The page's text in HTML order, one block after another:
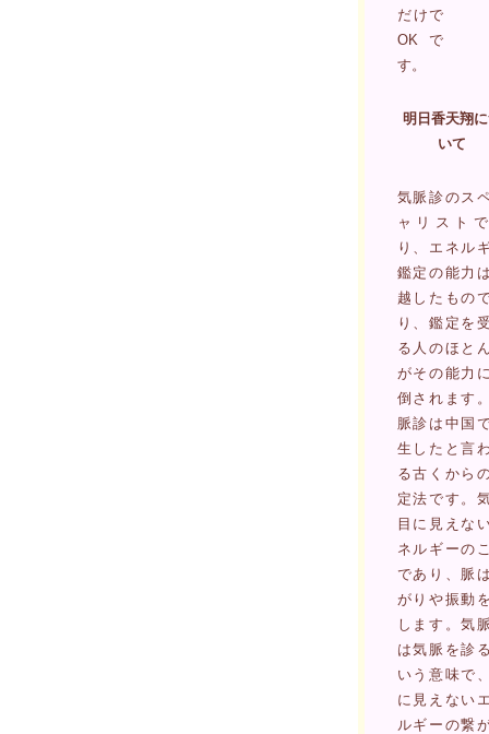
だけで
OKで
す。
明日香天翔
いて
気脈診のス
ャリスト
り、エネル
鑑定の能力
越したもの
り、鑑定を
る人のほと
がその能力
倒されます
脈診は中国
生したと言
る古くから
定法です。
目に見えな
ネルギーの
であり、脈
がりや振動
します。気
は気脈を診
いう意味で
に見えない
ルギーの繋